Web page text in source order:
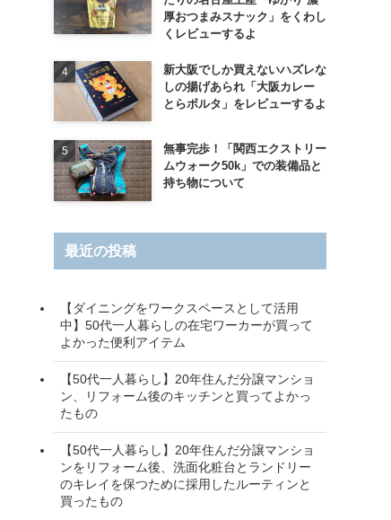
厚おつまみスナック」をくわし
くレビューするよ
新大阪でしか買えないハズレな
しの揚げあられ「大阪カレー
とらボルタ」をレビューするよ
無事完歩！「関西エクストリー
ムウォーク50k」での装備品と
持ち物について
最近の投稿
【ダイニングをワークスペースとして活用
中】50代一人暮らしの在宅ワーカーが買って
よかった便利アイテム
【50代一人暮らし】20年住んだ分譲マンショ
ン、リフォーム後のキッチンと買ってよかっ
たもの
【50代一人暮らし】20年住んだ分譲マンショ
ンをリフォーム後、洗面化粧台とランドリー
のキレイを保つために採用したルーティンと
買ったもの